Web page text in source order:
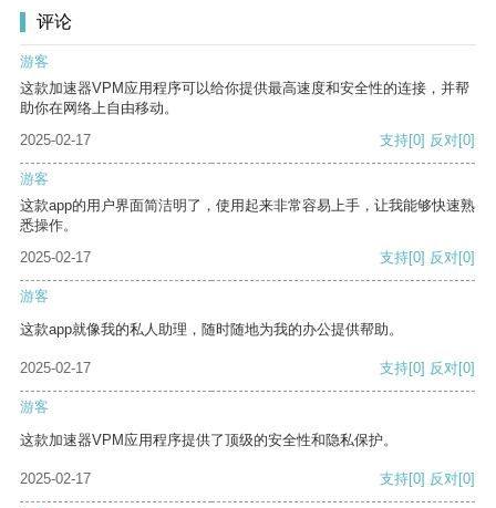
评论
游客
这款加速器VPM应用程序可以给你提供最高速度和安全性的连接，并帮
助你在网络上自由移动。
2025-02-17
支持[0] 反对[0]
游客
这款app的用户界面简洁明了，使用起来非常容易上手，让我能够快速熟
悉操作。
2025-02-17
支持[0] 反对[0]
游客
这款app就像我的私人助理，随时随地为我的办公提供帮助。
2025-02-17 支持[0] 反对[0]
游客
这款加速器VPM应用程序提供了顶级的安全性和隐私保护。
2025-02-17 支持[0] 反对[0]